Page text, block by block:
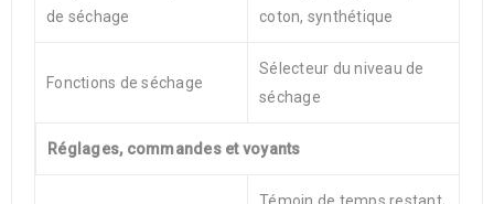
de séchage
coton, synthétique
Fonctions de séchage
Sélecteur du niveau de
séchage
Réglages, commandes et voyants